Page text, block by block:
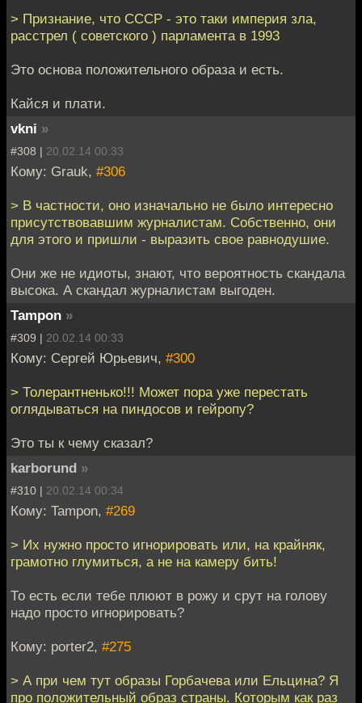
> Признание, что СССР - это таки империя зла,
расстрел ( советского ) парламента в 1993
Это основа положительного образа и есть.
Кайся и плати.
vkni »
#308 | 20.02.14 00:33
Кому: Grauk, #306
> В частности, оно изначально не было интересно
присутствовавшим журналистам. Собственно, они
для этого и пришли - выразить свое равнодушие.
Они же не идиоты, знают, что вероятность скандала
высока. А скандал журналистам выгоден.
Tampon »
#309 | 20.02.14 00:33
Кому: Сергей Юрьевич, #300
> Толерантненько!!! Может пора уже перестать
оглядываться на пиндосов и гейропу?
Это ты к чему сказал?
karborund »
#310 | 20.02.14 00:34
Кому: Tampon, #269
> Их нужно просто игнорировать или, на крайняк,
грамотно глумиться, а не на камеру бить!
То есть если тебе плюют в рожу и срут на голову
надо просто игнорировать?
Кому: porter2, #275
> А при чем тут образы Горбачева или Ельцина? Я
про положительный образ страны. Которым как раз